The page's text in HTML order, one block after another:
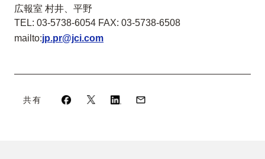
広報室 村井、平野
TEL: 03-5738-6054 FAX: 03-5738-6508
mailto:jp.pr@jci.com
共有